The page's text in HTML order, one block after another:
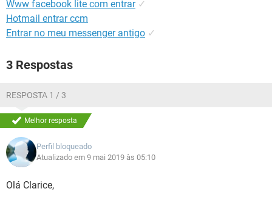
́Www facebook lite com entrar ✓
Hotmail entrar ccm
Entrar no meu messenger antigo ✓
3 Respostas
RESPOSTA 1 / 3
Melhor resposta
Perfil bloqueado
Atualizado em 9 mai 2019 às 05:10
Olá Clarice,